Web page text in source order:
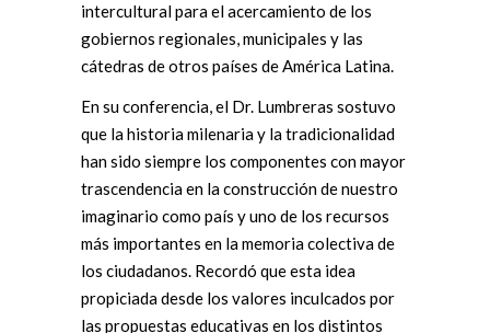
intercultural para el acercamiento de los
gobiernos regionales, municipales y las
cátedras de otros países de América Latina.
En su conferencia, el Dr. Lumbreras sostuvo
que la historia milenaria y la tradicionalidad
han sido siempre los componentes con mayor
trascendencia en la construcción de nuestro
imaginario como país y uno de los recursos
más importantes en la memoria colectiva de
los ciudadanos. Recordó que esta idea
propiciada desde los valores inculcados por
las propuestas educativas en los distintos